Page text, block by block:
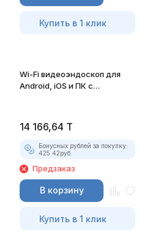
Купить в 1 клик
Wi-Fi видеоэндоскоп для
Android, iOS и ПК с
14 166,64 T
Бонусных рублей за покупку:
425.42руб.
Предзаказ
В корзину
Купить в 1 клик